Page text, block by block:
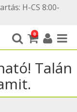
H-CS 8:00-
0
Talán